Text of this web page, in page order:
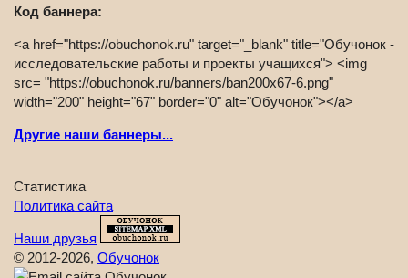
Код баннера:
<a href="https://obuchonok.ru" target="_blank" title="Обучонок -
исследовательские работы и проекты учащихся"> <img
src= "https://obuchonok.ru/banners/ban200x67-6.png"
width="200" height="67" border="0" alt="Обучонок"></a>
Другие наши баннеры...
Статистика
Политика сайта
Наши друзья
© 2012-2026, Обучонок